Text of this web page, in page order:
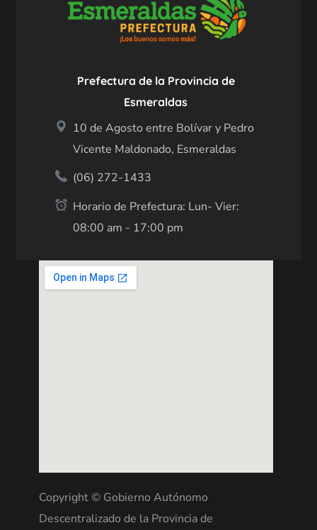
Prefectura de la Provincia de
Esmeraldas
10 de Agosto entre Bolívar y Pedro
Vicente Maldonado, Esmeraldas
(06) 272-1433
Horario de Prefectura: Lun- Vier:
08:00 am - 17:00 pm
Copyright © Gobierno Autónomo
Descentralizado de la Provincia de